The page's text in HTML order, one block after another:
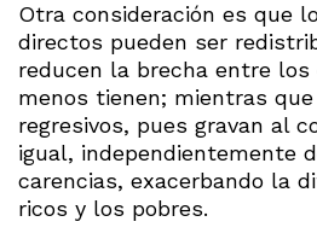
Otra consideración es que
directos pueden ser
reducen la brecha entre
menos tienen; mientras
regresivos, pues gravan al
igual, independientemente
carencias, exacerbando la
ricos y los pobres.